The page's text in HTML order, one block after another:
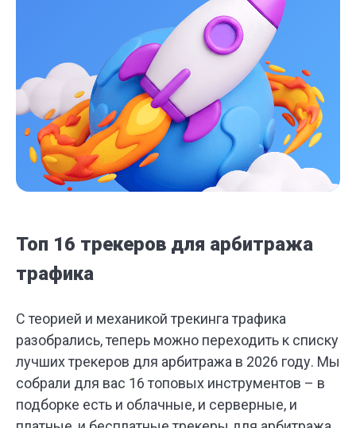
Топ 16 трекеров для арбитража
трафика
С теорией и механикой трекинга трафика
разобрались, теперь можно переходить к списку
лучших трекеров для арбитража в 2026 году. Мы
собрали для вас 16 топовых инструментов – в
подборке есть и облачные, и серверные, и